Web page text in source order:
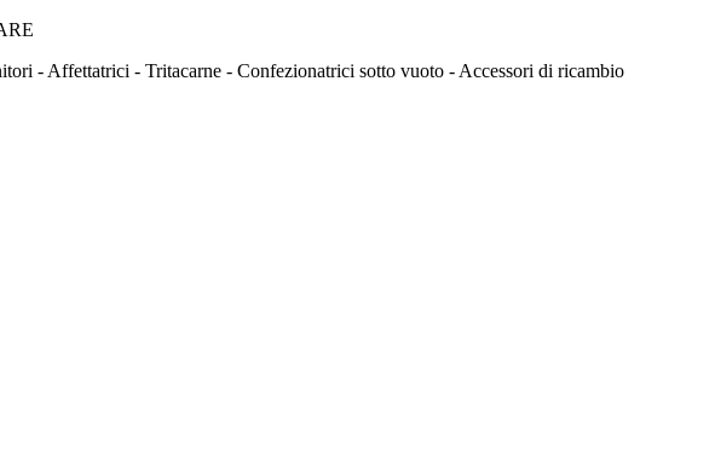
- Affettatrici - Tritacarne - Confezionatrici sotto vuoto - Accessori di ricambio